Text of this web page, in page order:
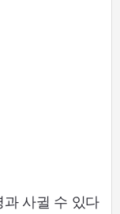
과 사귈 수 있다